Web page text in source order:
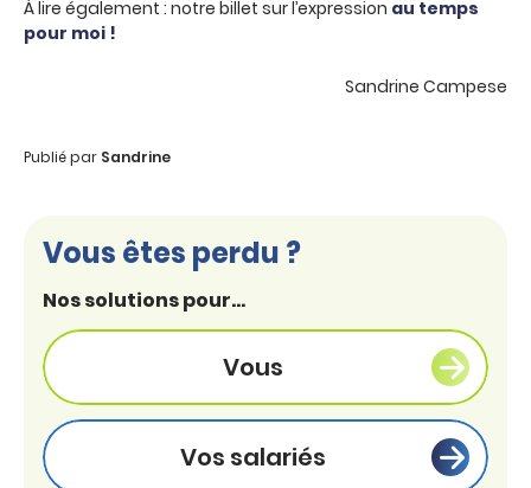
À lire également : notre billet sur l’expression au temps
pour moi !
Sandrine Campese
Publié par Sandrine
Vous êtes perdu ?
Nos solutions pour...
Vous
Vos salariés